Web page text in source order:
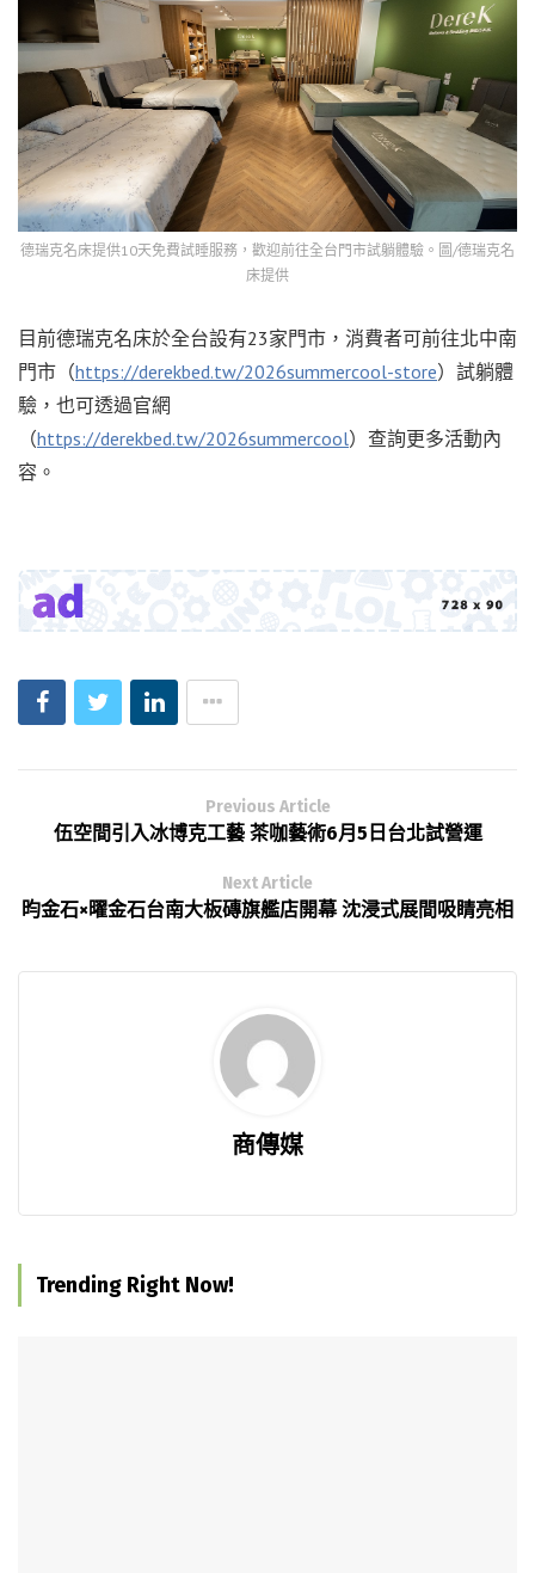
德瑞克名床提供10天免費試睡服務，歡迎前往全台門市試躺體驗。圖/德瑞克名
床提供
目前德瑞克名床於全台設有23家門市，消費者可前往北中南
門市（https://derekbed.tw/2026summercool-store）試躺體
驗，也可透過官網
（https://derekbed.tw/2026summercool）查詢更多活動內
容。
Previous Article
伍空間引入冰博克工藝 茶咖藝術6月5日台北試營運
Next Article
昀金石×曜金石台南大板磚旗艦店開幕 沈浸式展間吸睛亮相
商傳媒
Trending Right Now!